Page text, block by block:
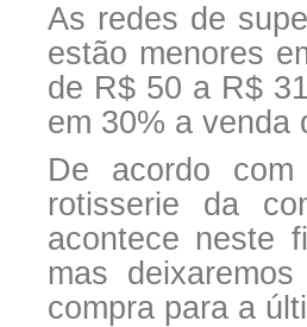
As redes de
estão menores
de R$ 50 a R$
em 30% a venda
De acordo com
rotisserie da
acontece neste
mas
compra para a